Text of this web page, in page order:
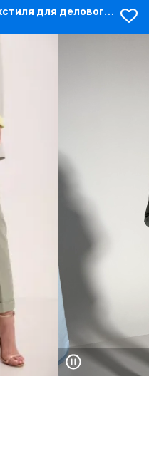
Брюки свободные из текстиля для делового образа